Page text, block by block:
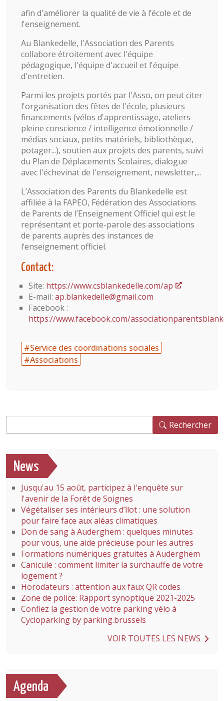
afin d'améliorer la qualité de vie à l’école et de
l'enseignement.
Au Blankedelle, l'Association des Parents
collabore étroitement avec l'équipe
pédagogique, l'équipe d'accueil et l'équipe
d'entretien.
Parmi les projets portés par l'Asso, on peut citer
l'organisation des fêtes de l'école, plusieurs
financements (vélos d'apprentissage, ateliers
pleine conscience / intelligence émotionnelle /
médias sociaux, petits matériels, bibliothèque,
potager...), soutien aux projets des parents, suivi
du Plan de Déplacements Scolaires, dialogue
avec l'échevinat de l'enseignement, newsletter,...
L’Association des Parents du Blankedelle est
affiliée à la FAPEO, Fédération des Associations
de Parents de l’Enseignement Officiel qui est le
représentant et porte-parole des associations
de parents auprès des instances de
l’enseignement officiel.
Contact:
Site: https://www.csblankedelle.com/ap
E-mail: ap.blankedelle@gmail.com
Facebook :
https://www.facebook.com/
#Service des coordinations sociales
#Associations
Rechercher
News
Jusqu'au 15 août, participez à l'enquête sur
l'avenir de la Forêt de Soignes
Végétaliser ses intérieurs d’îlot : une solution
pour faire face aux aléas climatiques
Don de sang à Auderghem : quelques minutes
pour vous, une aide précieuse pour les autres
Formations numériques gratuites à Auderghem
Canicule : comment limiter la surchauffe de votre
logement ?
Horodateurs : attention aux faux QR codes
Zone de police: Rapport synoptique 2021-2025
Confiez la gestion de votre parking vélo à
Cycloparking by parking.brussels
VOIR TOUTES LES NEWS
Agenda